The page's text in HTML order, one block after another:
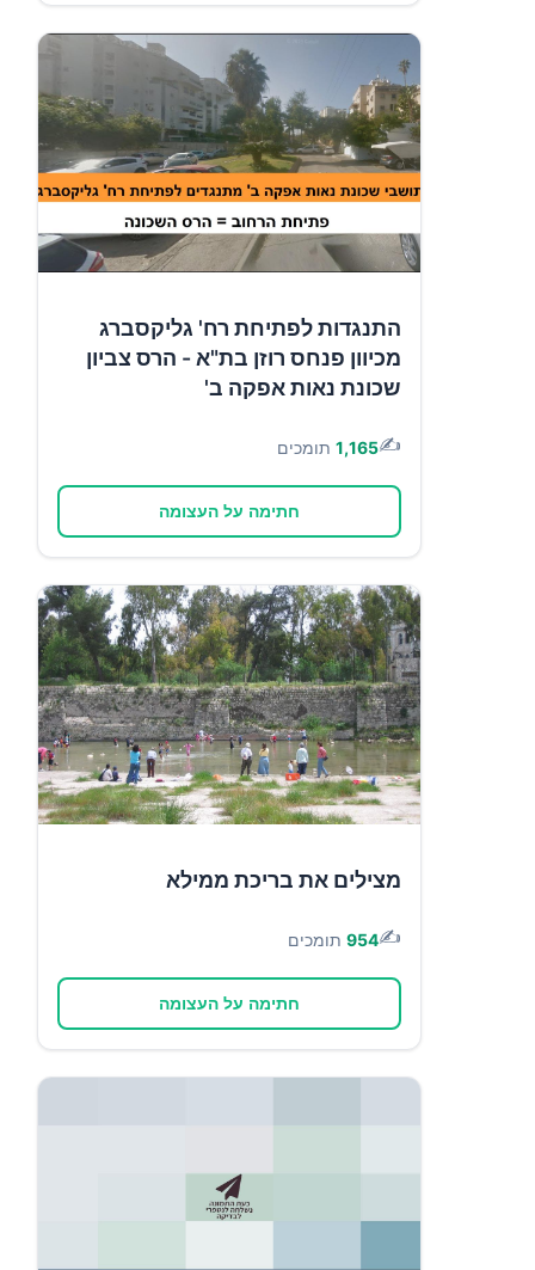
התנגדות לפתיחת רח' גליקסברג
מכיוון פנחס רוזן בת"א - הרס צביון
שכונת נאות אפקה ב'
✍️
1,165 תומכים
חתימה על העצומה
מצילים את בריכת ממילא
✍️
954 תומכים
חתימה על העצומה